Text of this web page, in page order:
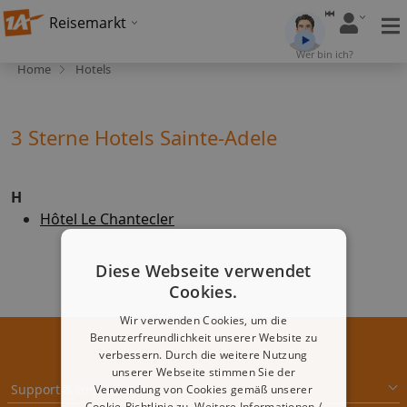
Reisemarkt
Wer bin ich?
Home Hotels
3 Sterne Hotels Sainte-Adele
H
Hôtel Le Chantecler
Support & Impressum
Diese Webseite verwendet
Cookies.
Wir verwenden Cookies, um die
Benutzerfreundlichkeit unserer Website zu
verbessern. Durch die weitere Nutzung
unserer Webseite stimmen Sie der
Verwendung von Cookies gemäß unserer